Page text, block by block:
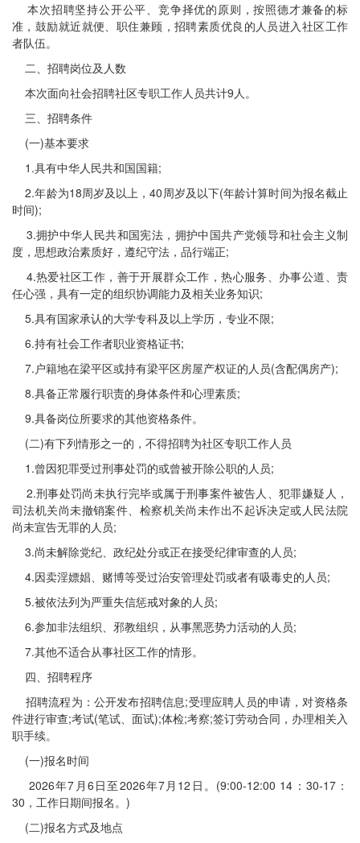
本次招聘坚持公开公平、竞争择优的原则，按照德才兼备的标
准，鼓励就近就便、职住兼顾，招聘素质优良的人员进入社区工作
者队伍。
二、招聘岗位及人数
本次面向社会招聘社区专职工作人员共计9人。
三、招聘条件
(一)基本要求
1.具有中华人民共和国国籍;
2.年龄为18周岁及以上，40周岁及以下(年龄计算时间为报名截止
时间);
3.拥护中华人民共和国宪法，拥护中国共产党领导和社会主义制
度，思想政治素质好，遵纪守法，品行端正;
4.热爱社区工作，善于开展群众工作，热心服务、办事公道、责
任心强，具有一定的组织协调能力及相关业务知识;
5.具有国家承认的大学专科及以上学历，专业不限;
6.持有社会工作者职业资格证书;
7.户籍地在梁平区或持有梁平区房屋产权证的人员(含配偶房产);
8.具备正常履行职责的身体条件和心理素质;
9.具备岗位所要求的其他资格条件。
(二)有下列情形之一的，不得招聘为社区专职工作人员
1.曾因犯罪受过刑事处罚的或曾被开除公职的人员;
2.刑事处罚尚未执行完毕或属于刑事案件被告人、犯罪嫌疑人，
司法机关尚未撤销案件、检察机关尚未作出不起诉决定或人民法院
尚未宣告无罪的人员;
3.尚未解除党纪、政纪处分或正在接受纪律审查的人员;
4.因卖淫嫖娼、赌博等受过治安管理处罚或者有吸毒史的人员;
5.被依法列为严重失信惩戒对象的人员;
6.参加非法组织、邪教组织，从事黑恶势力活动的人员;
7.其他不适合从事社区工作的情形。
四、招聘程序
招聘流程为：公开发布招聘信息;受理应聘人员的申请，对资格条
件进行审查;考试(笔试、面试);体检;考察;签订劳动合同，办理相关入
职手续。
(一)报名时间
2026年7月6日至2026年7月12日。(9:00-12:00 14：30-17：
30，工作日期间报名。)
(二)报名方式及地点